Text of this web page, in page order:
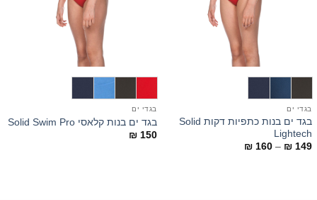
בגדי ים
בגד ים בנות כתפיות דקות Solid
Lightech
₪ 149
–
₪ 160
בגדי ים
בגד ים בנות קלאסי Solid Swim Pro
₪ 150